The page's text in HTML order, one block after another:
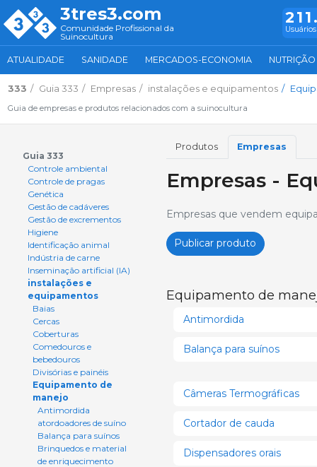
3tres3.com
Comunidade Profissional da
Suinocultura
ATUALIDADE SANIDADE MERCADOS-ECONOMIA NUTRIÇÃO
333 Guia 333 Empresas instalações e equipamentos
Guia de empresas e produtos relacionados com a suinocultura
Guia 333
Controle ambiental
Controle de pragas
Genética
Gestão de cadáveres
Gestão de excrementos
Higiene
Identificação animal
Indústria de carne
Inseminação artificial (IA)
instalações e
equipamentos
Baias
Cercas
Coberturas
Comedouros e
bebedouros
Divisórias e painéis
Equipamento de
manejo
Antimordida
atordoadores de suíno
Balança para suínos
Brinquedos e material
de enriquecimento
Produtos Empresas
Empresas -
Empresas que vendem
Publicar produto
Equipamento de
Antimordida
Balança para suínos
Câmeras Termográficas
Cortador de cauda
Dispensadores orais